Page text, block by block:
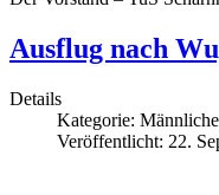
Ausflug nach
Details
Kategorie:
Veröffentlicht: 22.